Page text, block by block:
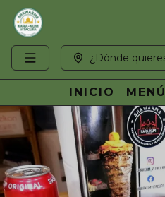
¿Dónde
INICIO MENÚ